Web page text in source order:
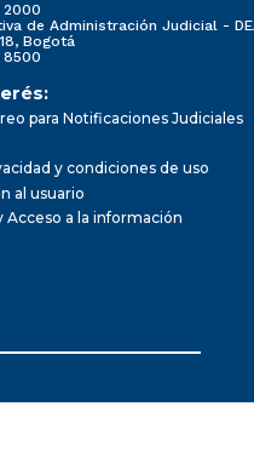
2000
de Administración Judicial -
Bogotá
8500
para Notificaciones Judiciales
y condiciones de uso
al usuario
Acceso a la información